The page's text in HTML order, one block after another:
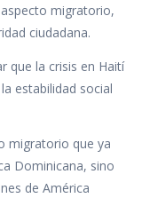
migratorio,
ciudadana.
que la crisis en Haití
estabilidad social
migratorio que ya
Dominicana, sino
de América